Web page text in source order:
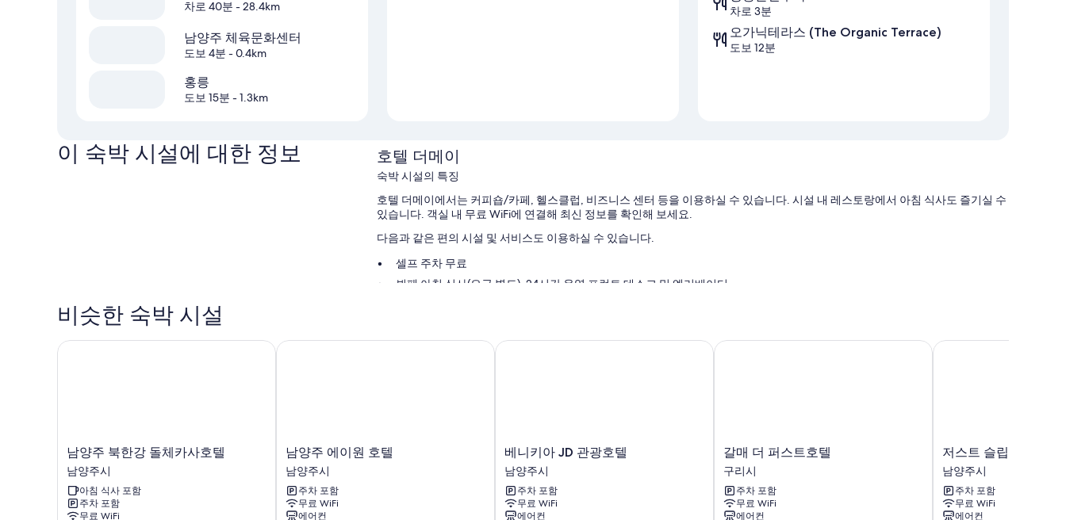
차로 40분 - 28.4km
남양주 체육문화센터
도보 4분 - 0.4km
홍릉
도보 15분 - 1.3km
차로 3분
오가닉테라스 (The Organic Terrace)
도보 12분
이 숙박 시설에 대한 정보 호텔 더메이
숙박 시설의 특징
호텔 더메이에서는 커피숍/카페, 헬스클럽, 비즈니스 센터 등을 이용하실 수 있습니다. 시설 내 레스토랑에서 아침 식사도 즐기실 수
있습니다. 객실 내 무료 WiFi에 연결해 최신 정보를 확인해 보세요.
다음과 같은 편의 시설 및 서비스도 이용하실 수 있습니다.
셀프 주차 무료
뷔페 아침 식사(요금 별도), 24시간 운영 프런트 데스크 및 엘리베이터
냉장고, 커피/티 메이커 및 하우스키핑 서비스(매일)
비슷한 숙박 시설
남
양
주
북
한
남양주 북한강 돌체카사호텔
남양주시
아침 식사 포함
주차 포함
무료 WiFi
남양주 북한강 돌체카사호텔
남
양
주
에
이
남양주 에이원 호텔
남양주시
주차 포함
무료 WiFi
에어컨
남양주 에이원 호텔
베
니
키
아
JD
베니키아 JD 관광호텔
남양주시
주차 포함
무료 WiFi
에어컨
베니키아 JD 관광호텔
갈
매
더
퍼
스
갈매 더 퍼스트호텔
구리시
주차 포함
무료 WiFi
에어컨
갈매 더 퍼스트호텔
저
스
트
슬
립
저스트 슬립 호텔 다
남양주시
주차 포함
무료 WiFi
에어컨
저스트 슬립 호텔 다산